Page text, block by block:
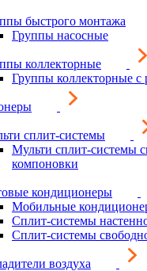
быстрого монтажа
Группы насосные
коллекторные
Группы коллекторные с
сплит-системы
Мульти сплит-системы
компоновки
кондиционеры
Мобильные
Сплит-системы
Сплит-системы
воздуха